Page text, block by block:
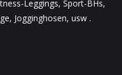
Leggings, Sport-BHs,
Jogginghosen, usw .